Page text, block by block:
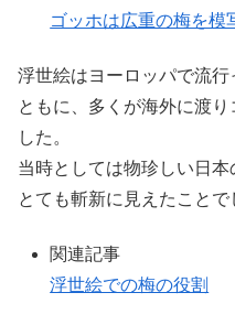
ゴッホは広重の梅を模
浮世絵はヨーロッパで流
ともに、多くが海外に渡
した。
当時としては物珍しい日
とても斬新に見えたことで
関連記事
浮世絵での梅の役割